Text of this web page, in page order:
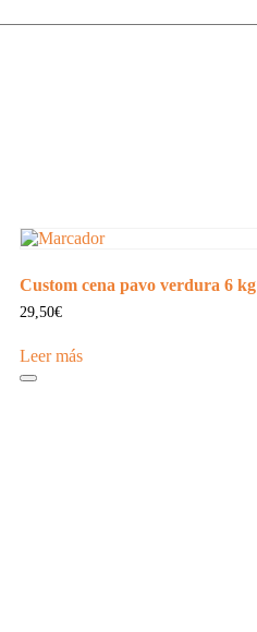
Custom cena pavo verdura 6 kg
29,50€
Leer más